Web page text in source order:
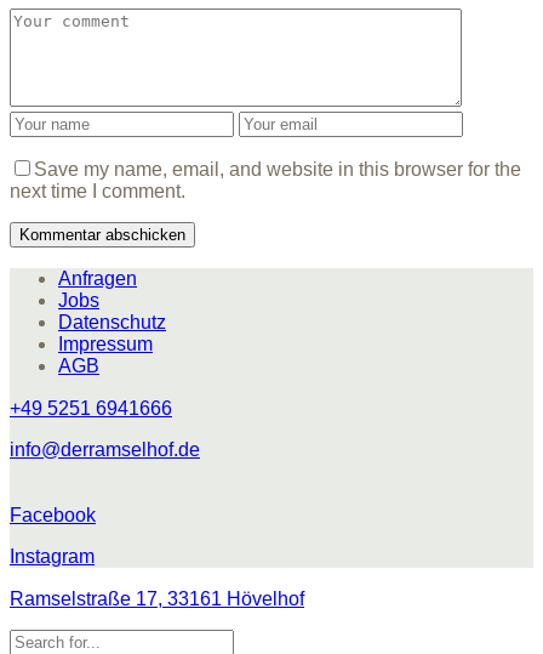
Save my name, email, and website in this browser for the
next time I comment.
Anfragen
Jobs
Datenschutz
Impressum
AGB
+49 5251 6941666
info@derramselhof.de
Facebook
Instagram
Ramselstraße 17, 33161 Hövelhof